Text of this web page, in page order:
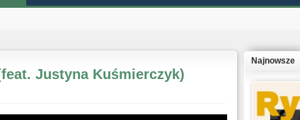
Justyna Kuśmierczyk)
Najnowsze